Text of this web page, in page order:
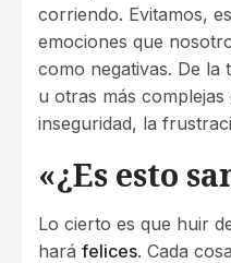
corriendo. Evitamos,
emociones que
como negativas. De la
u otras más
inseguridad, la
«¿Es esto
Lo cierto es que huir
hará felices. Cada